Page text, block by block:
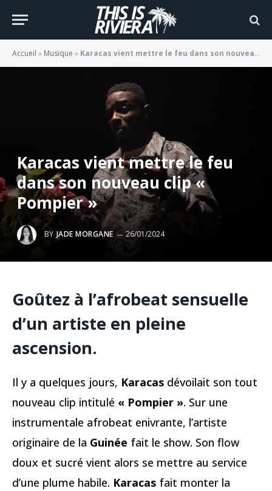
Accueil » Musique » Karacas vient mettre le feu dans son nouveau clip « Pompier »
Karacas vient mettre le feu
dans son nouveau clip «
Pompier »
BY JADE MORGANE 26/01/2024
Goûtez à l’afrobeat sensuelle
d’un artiste en pleine
ascension.
Il y a quelques jours, Karacas dévoilait son tout
nouveau clip intitulé « Pompier ». Sur une
instrumentale afrobeat enivrante, l’artiste
originaire de la Guinée fait le show. Son flow
doux et sucré vient alors se mettre au service
d’une plume habile. Karacas fait monter la